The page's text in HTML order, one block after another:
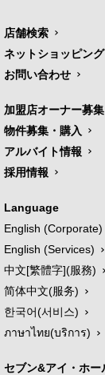
店舗検索
ネットショッピング
お問い合わせ
加盟店オーナー募集
物件募集・購入
アルバイト情報
採用情報
Language
English (Corporate)
English (Services)
中文[繁體字](服務)
简体中文(服务)
한국어(서비스)
ภาษาไทย(บริการ)
セブン&アイ・ホー